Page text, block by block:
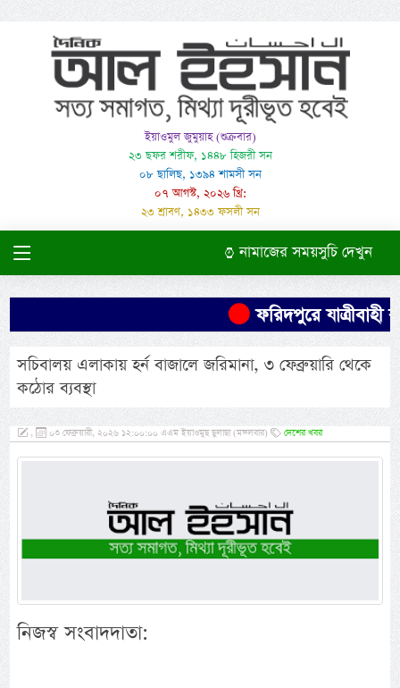
ইয়াওমুল জুমুয়াহ (শুক্রবার)
২৩ ছফর শরীফ, ১৪৪৮ হিজরী সন
০৮ ছালিছ, ১৩৯৪ শামসী সন
০৭ আগস্ট, ২০২৬ খ্রি:
২৩ শ্রাবণ, ১৪৩৩ ফসলী সন
নামাজের সময়সুচি দেখুন
ফরিদপুরে যাত্রীবাহী
সচিবালয় এলাকায় হর্ন বাজালে জরিমানা, ৩ ফেব্রুয়ারি থেকে
কঠোর ব্যবস্থা
, ০৩ ফেব্রুয়ারী, ২০২৬ ১২:০০:০০ এএম ইয়াওমুছ ছুলাছা (মঙ্গলবার) দেশের খবর
নিজস্ব সংবাদদাতা: